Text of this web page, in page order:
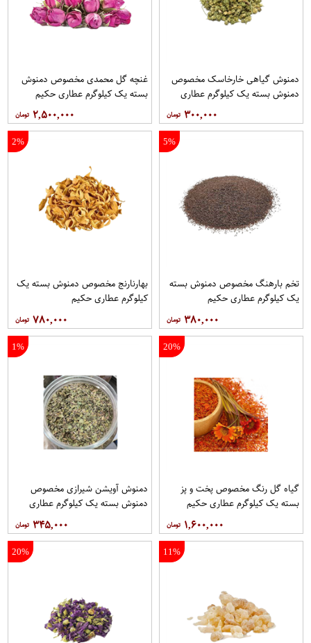
دمنوش گیاهی خارخاسک مخصوص
دمنوش بسته یک کیلوگرم عطاری
۳۰۰,۰۰۰
غنچه گل محمدی مخصوص دمنوش
بسته یک کیلوگرم عطاری حکیم
۲,۵۰۰,۰۰۰
5%
تخم بارهنگ مخصوص دمنوش بسته
یک کیلوگرم عطاری حکیم
۳۸۰,۰۰۰
2%
بهارنارنج مخصوص دمنوش بسته یک
کیلوگرم عطاری حکیم
۷۸۰,۰۰۰
20%
گیاه گل رنگ مخصوص پخت و پز
بسته یک کیلوگرم عطاری حکیم
۱,۶۰۰,۰۰۰
1%
دمنوش آویشن شیرازی مخصوص
دمنوش بسته یک کیلوگرم عطاری
۳۴۵,۰۰۰
11%
20%